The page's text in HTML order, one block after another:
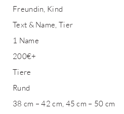
Freundin, Kind
Text & Name, Tier
1 Name
200€+
Tiere
Rund
38 cm – 42 cm, 45 cm – 50 cm